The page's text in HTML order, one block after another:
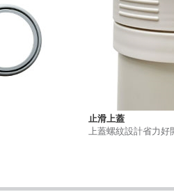
止滑上蓋
上蓋螺紋設計省力好